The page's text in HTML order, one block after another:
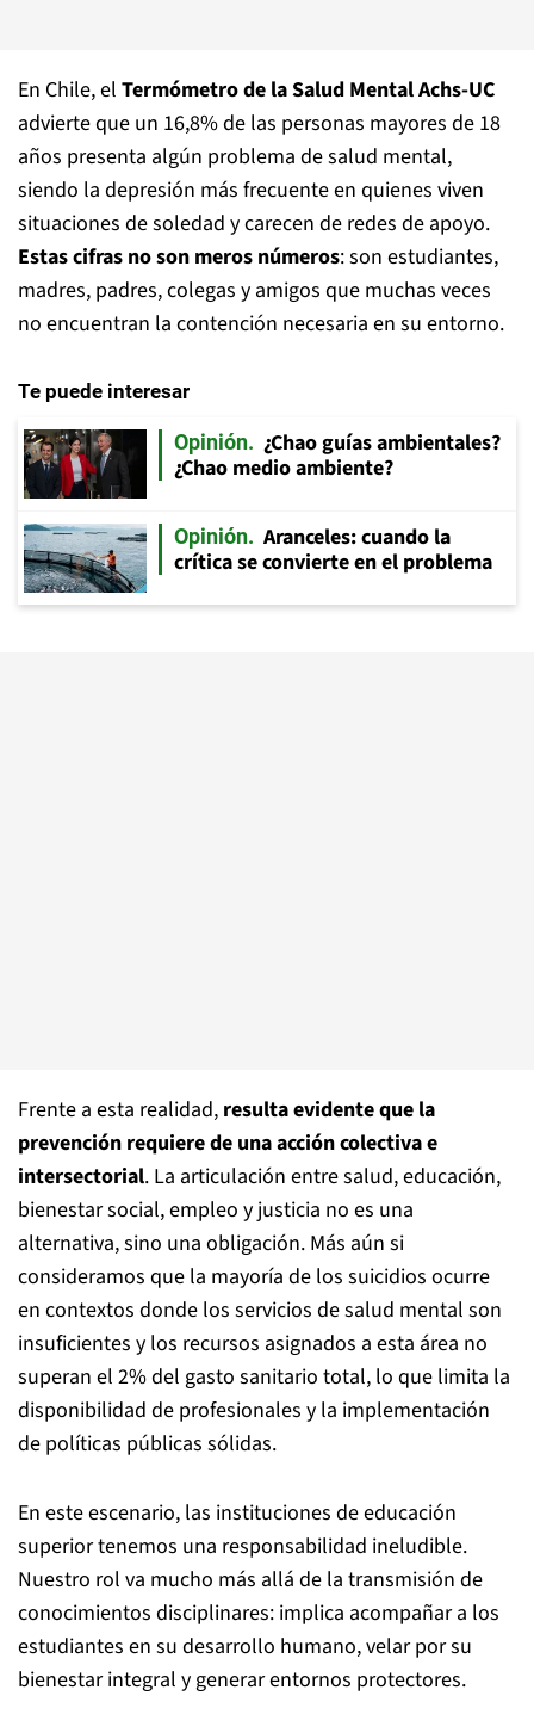
En Chile, el Termómetro de laSalud Mental Achs-UC
advierte que un 16,8% de las personas mayores de 18
años presenta algún problema de salud mental,
siendo la depresión más frecuente en quienes viven
situaciones de soledad y carecen de redes de apoyo.
Estas cifras no son meros números: son estudiantes,
madres, padres, colegas y amigos que muchas veces
no encuentran la contención necesaria en su entorno.
Te puede interesar
Opinión
¿Chao guías ambientales?
¿Chao medio ambiente?
Opinión
Aranceles: cuando la
crítica se convierte en el problema
Frente a esta realidad, resulta evidente que la
prevención requiere de una acción colectiva e
intersectorial. La articulación entre salud, educación,
bienestar social, empleo y justicia no es una
alternativa, sino una obligación. Más aún si
consideramos que la mayoría de los suicidios ocurre
en contextos donde los servicios de salud mental son
insuficientes y los recursos asignados a esta área no
superan el 2% del gasto sanitario total, lo que limita la
disponibilidad de profesionales y la implementación
de políticas públicas sólidas.
En este escenario, las instituciones de educación
superior tenemos una responsabilidad ineludible.
Nuestro rol va mucho más allá de la transmisión de
conocimientos disciplinares: implica acompañar a los
estudiantes en su desarrollo humano, velar por su
bienestar integral y generar entornos protectores.